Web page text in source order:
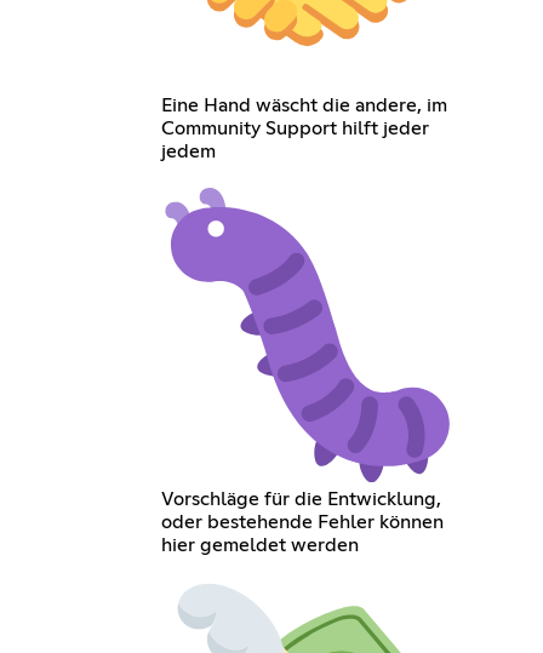
Eine Hand wäscht die andere, im
Community Support hilft jeder
jedem
Vorschläge für die Entwicklung,
oder bestehende Fehler können
hier gemeldet werden